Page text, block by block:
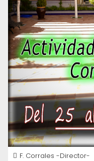
F. Corrales -Director-